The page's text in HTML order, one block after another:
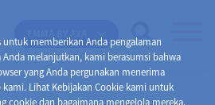
memberikan Anda pengalaman
melanjutkan, kami berasumsi bahwa
yang Anda pergunakan menerima
Lihat Kebijakan Cookie kami untuk
cookie dan bagaimana mengelola mereka.